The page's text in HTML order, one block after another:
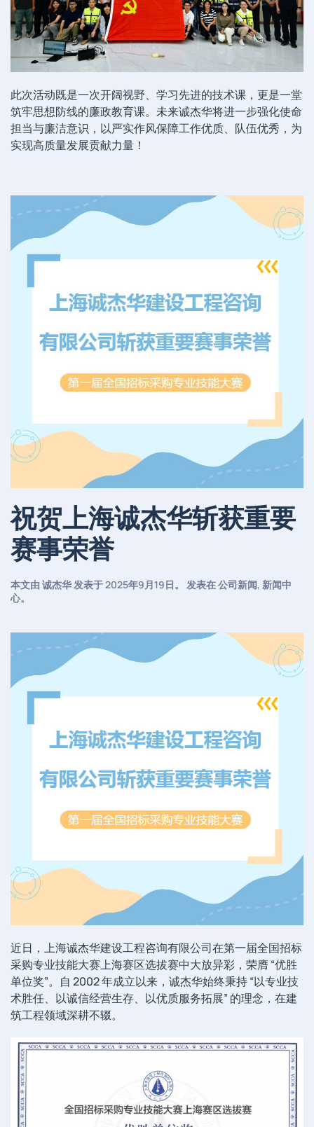
此次活动既是一次开阔视野、学习先进的技术课，更是一堂
筑牢思想防线的廉政教育课。未来诚杰华将进一步强化使命
担当与廉洁意识，以严实作风保障工作优质、队伍优秀，为
实现高质量发展贡献力量！
祝贺上海诚杰华斩获重要
赛事荣誉
本文由 诚杰华发表于2025年9月19日。 发表在公司新闻, 新闻中
心。
近日，上海诚杰华建设工程咨询有限公司在第一届全国招标
采购专业技能大赛上海赛区选拔赛中大放异彩，荣膺 “优胜
单位奖”。自 2002 年成立以来，诚杰华始终秉持 “以专业技
术胜任、以诚信经营生存、以优质服务拓展” 的理念，在建
筑工程领域深耕不辍。